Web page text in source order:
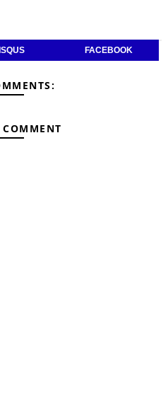
FACEBOOK